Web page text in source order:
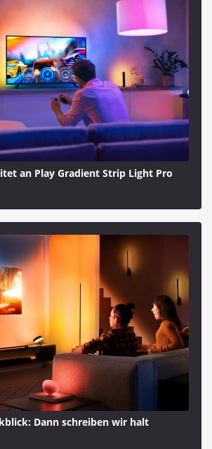
an Play Gradient Strip Light Pro
Dann schreiben wir halt